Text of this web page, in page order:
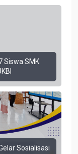
Siswa SMK
Sosialisasi